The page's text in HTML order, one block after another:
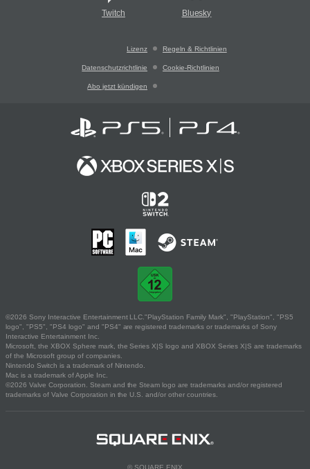
Twitch Bluesky
Lizenz Regeln & Richtlinien
Datenschutzrichtlinie Cookie-Richtlinien
Abo jetzt kündigen
©2026 Sony Interactive Entertainment LLC."PlayStation Family Mark", "PlayStation", "PS5
logo", "PS5", "PS4 logo" and "PS4" are registered trademarks or trademarks of Sony
Interactive Entertainment Inc.
Microsoft, the XBOX Sphere mark, the Series X|S logo and XBOX Series X|S are trademarks
of the Microsoft group of companies.
Nintendo Switch is a trademark of Nintendo.
Mac is a trademark of Apple Inc.
©2026 Valve Corporation. Steam and the Steam logo are trademarks and/or registered
trademarks of Valve Corporation in the U.S. and/or other countries.
© SQUARE ENIX